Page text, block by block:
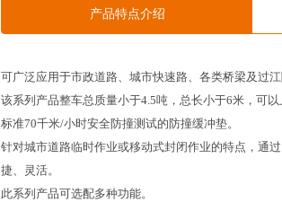
产品特点介绍
可广泛应用于市政道路、城市快速路、各类桥梁及过江
该系列产品整车总质量小于4.5吨，总长小于6米，可
标准70千米/小时安全防撞测试的防撞缓冲垫。
针对城市道路临时作业或移动式封闭作业的特点，通
捷、灵活。
此系列产品可选配多种功能。